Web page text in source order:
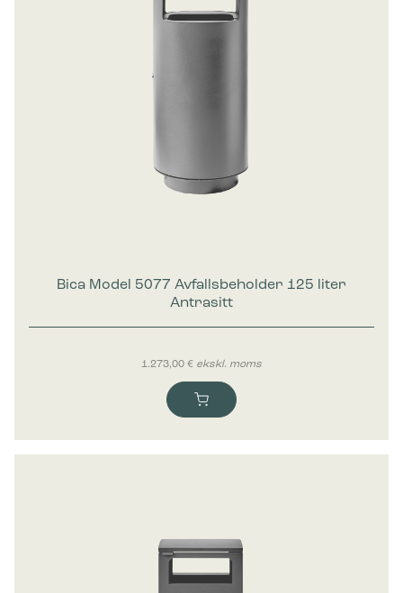
Bica Model 5077 Avfallsbeholder 125 liter
Antrasitt
1.273,00 € ekskl. moms